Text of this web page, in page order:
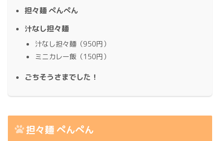
担々麺 ぺんぺん
汁なし担々麺
汁なし担々麺（950円）
ミニカレー飯（150円）
ごちそうさまでした！
担々麺 ぺんぺん